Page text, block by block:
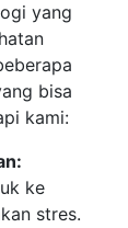
yang
bisa
kami:
ke
stres.